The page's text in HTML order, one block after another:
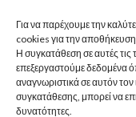
Για να παρέχουμε την
cookies για την
Η συγκατάθεση σε αυτές τις
επεξεργαστούμε δεδομένα
αναγνωριστικά σε αυτόν
συγκατάθεσης, μπορεί να
δυνατότητες.
Αναζήτηση